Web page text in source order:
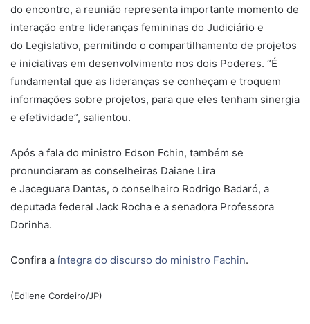
do encontro, a reunião representa importante momento de
interação entre lideranças femininas do Judiciário e
do Legislativo, permitindo o compartilhamento de projetos
e iniciativas em desenvolvimento nos dois Poderes. “É
fundamental que as lideranças se conheçam e troquem
informações sobre projetos, para que eles tenham sinergia
e efetividade”, salientou.
Após a fala do ministro Edson Fchin, também se
pronunciaram as conselheiras Daiane Lira
e Jaceguara Dantas, o conselheiro Rodrigo Badaró, a
deputada federal Jack Rocha e a senadora Professora
Dorinha.
Confira a íntegra do discurso do ministro Fachin.
(Edilene Cordeiro/JP)